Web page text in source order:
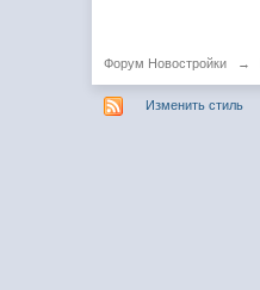
Форум Новостройки →
Изменить стиль